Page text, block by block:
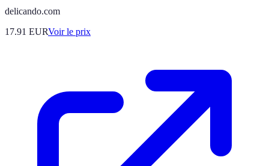
delicando.com
17.91 EURVoir le prix